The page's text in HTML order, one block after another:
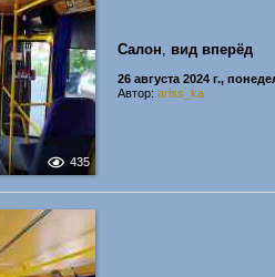
435
Салон, вид вперёд
26 августа 2024 г.,
Автор: ariss_ka